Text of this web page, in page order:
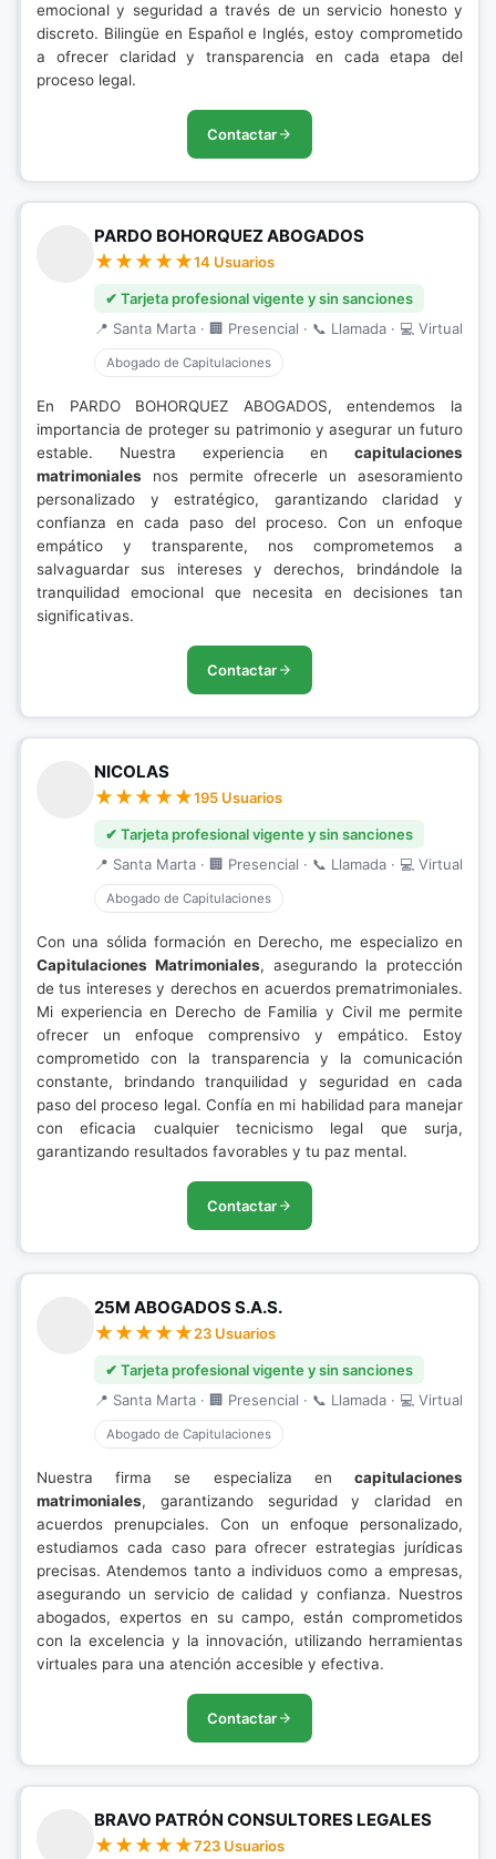
emocional y seguridad a través de un servicio honesto y
discreto. Bilingüe en Español e Inglés, estoy comprometido
a ofrecer claridad y transparencia en cada etapa del
proceso legal.
Contactar
PARDO BOHORQUEZ ABOGADOS
14 Usuarios
✔ Tarjeta profesional vigente y sin sanciones
📍 Santa Marta · 🏢 Presencial · 📞 Llamada · 💻 Virtual
Abogado de Capitulaciones
En PARDO BOHORQUEZ ABOGADOS, entendemos la
importancia de proteger su patrimonio y asegurar un futuro
estable. Nuestra experiencia en capitulaciones
matrimoniales nos permite ofrecerle un asesoramiento
personalizado y estratégico, garantizando claridad y
confianza en cada paso del proceso. Con un enfoque
empático y transparente, nos comprometemos a
salvaguardar sus intereses y derechos, brindándole la
tranquilidad emocional que necesita en decisiones tan
significativas.
Contactar
NICOLAS
195 Usuarios
✔ Tarjeta profesional vigente y sin sanciones
📍 Santa Marta · 🏢 Presencial · 📞 Llamada · 💻 Virtual
Abogado de Capitulaciones
Con una sólida formación en Derecho, me especializo en
Capitulaciones Matrimoniales, asegurando la protección
de tus intereses y derechos en acuerdos prematrimoniales.
Mi experiencia en Derecho de Familia y Civil me permite
ofrecer un enfoque comprensivo y empático. Estoy
comprometido con la transparencia y la comunicación
constante, brindando tranquilidad y seguridad en cada
paso del proceso legal. Confía en mi habilidad para manejar
con eficacia cualquier tecnicismo legal que surja,
garantizando resultados favorables y tu paz mental.
Contactar
25M ABOGADOS S.A.S.
23 Usuarios
✔ Tarjeta profesional vigente y sin sanciones
📍 Santa Marta · 🏢 Presencial · 📞 Llamada · 💻 Virtual
Abogado de Capitulaciones
Nuestra firma se especializa en capitulaciones
matrimoniales, garantizando seguridad y claridad en
acuerdos prenupciales. Con un enfoque personalizado,
estudiamos cada caso para ofrecer estrategias jurídicas
precisas. Atendemos tanto a individuos como a empresas,
asegurando un servicio de calidad y confianza. Nuestros
abogados, expertos en su campo, están comprometidos
con la excelencia y la innovación, utilizando herramientas
virtuales para una atención accesible y efectiva.
Contactar
BRAVO PATRÓN CONSULTORES LEGALES
723 Usuarios